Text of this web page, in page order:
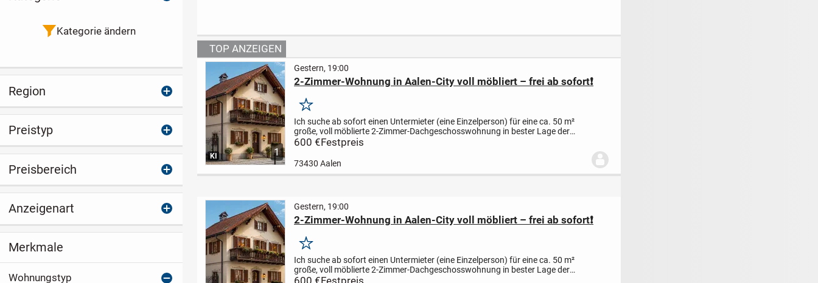
Heidelberg"
1
KI
Gestern, 19:00
2-Zimmer-Wohnung in Aalen-City voll möbliert – frei ab sofort❗️
Merken
Ich suche ab sofort einen Untermieter (eine Einzelperson) für eine ca. 50 m²
große, voll möblierte 2-Zimmer-Dachgeschosswohnung in bester Lage der
Aalen-City.Top-Lage
600 €Festpreis
73430 Aalen
Gestern, 19:00
2-Zimmer-Wohnung in Aalen-City voll möbliert – frei ab sofort❗️
Merken
Ich suche ab sofort einen Untermieter (eine Einzelperson) für eine ca. 50 m²
große, voll möblierte 2-Zimmer-Dachgeschosswohnung in bester Lage der
Aalen-City.Top-Lage
600 €Festpreis
Kategorie ändern
Region
Preistyp
Preisbereich
Anzeigenart
Merkmale
Wohnungstyp